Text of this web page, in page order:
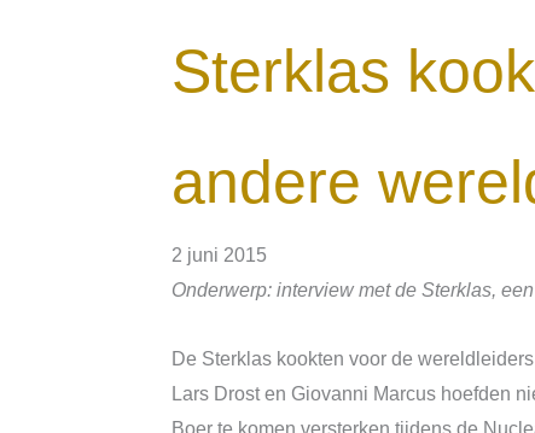
Sterklas
andere
2 juni 2015
Onderwerp: interview met de Sterklas,
De Sterklas kookten voor de
Lars Drost en Giovanni Marcus hoefden
Boer te komen versterken tijdens de